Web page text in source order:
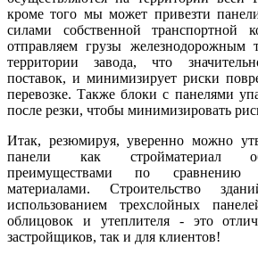
кроме того мы может привезти
силами собственной
отправляем грузы железнодорожным
территории завода, что
поставок, и минимизирует риски
перевозке. Также блоки с панелями
после резки, чтобы минимизировать
Итак, резюмируя, уверенно можно
панели как стройматериал
преимуществами по сравнению
материалами. Строительство
использованием трехслойных
облицовок и утеплителя - это
застройщиков, так и для клиентов!